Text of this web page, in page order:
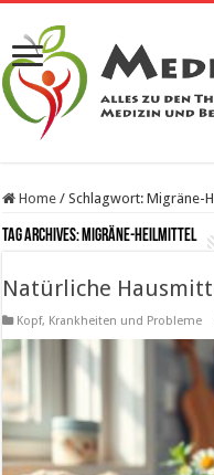
Home / Schlagwort:Migräne-
Tag Archives:Migräne-Heilmittel
Natürliche
Kopf, Krankheiten und Probleme